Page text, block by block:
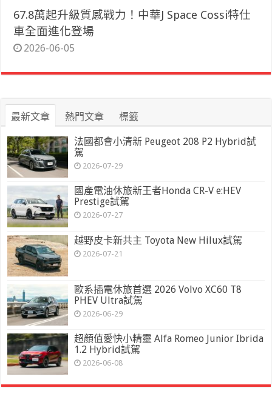
67.8萬起升級質感戰力！中華J Space Cossi特仕
車全面進化登場
2026-06-05
最新文章 熱門文章 標籤
法國都會小清新 Peugeot 208 P2 Hybrid試
駕
2026-07-29
國產電油休旅新王者Honda CR-V e:HEV
Prestige試駕
2026-07-27
越野皮卡新共主 Toyota New Hilux試駕
2026-07-21
歐系插電休旅首選 2026 Volvo XC60 T8
PHEV Ultra試駕
2026-06-29
超顏值愛快小精靈 Alfa Romeo Junior Ibrida
1.2 Hybrid試駕
2026-06-08